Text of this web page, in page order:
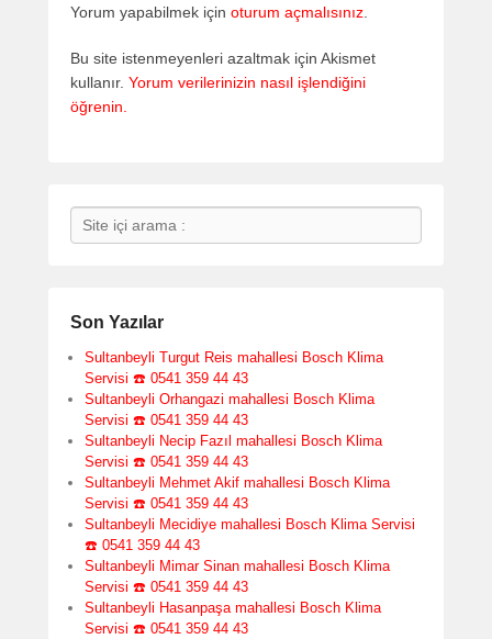
Yorum yapabilmek için oturum açmalısınız
Bu site istenmeyenleri azaltmak için Akismet
kullanır. Yorum verilerinizin nasıl işlendiğini
öğrenin.
Search
Son Yazılar
Sultanbeyli Turgut Reis mahallesi Bosch Klima
Servisi ☎️ 0541 359 44 43
Sultanbeyli Orhangazi mahallesi Bosch Klima
Servisi ☎️ 0541 359 44 43
Sultanbeyli Necip Fazıl mahallesi Bosch Klima
Servisi ☎️ 0541 359 44 43
Sultanbeyli Mehmet Akif mahallesi Bosch Klima
Servisi ☎️ 0541 359 44 43
Sultanbeyli Mecidiye mahallesi Bosch Klima Servisi
☎️ 0541 359 44 43
Sultanbeyli Mimar Sinan mahallesi Bosch Klima
Servisi ☎️ 0541 359 44 43
Sultanbeyli Hasanpaşa mahallesi Bosch Klima
Servisi ☎️ 0541 359 44 43